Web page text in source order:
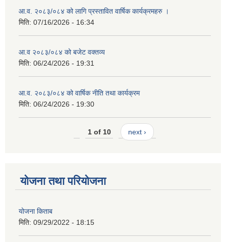
आ.व. २०८३/०८४ को लागि प्रस्तावित वार्षिक कार्यक्रमहरु ।
मिति: 07/16/2026 - 16:34
आ.व २०८३/०८४ को बजेट वक्तव्य
मिति: 06/24/2026 - 19:31
आ.व. २०८३/०८४ को वार्षिक नीति तथा कार्यक्रम
मिति: 06/24/2026 - 19:30
1 of 10 next ›
योजना तथा परियोजना
योजना किताब
मिति: 09/29/2022 - 18:15